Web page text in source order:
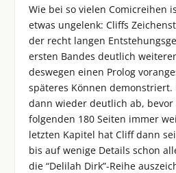
Wie bei so vielen Comicreihen
etwas ungelenk: Cliffs
der recht langen
ersten Bandes deutlich
deswegen einen Prolog
späteres Können
dann wieder deutlich ab,
folgenden 180 Seiten immer
letzten Kapitel hat Cliff dann
bis auf wenige Details schon
die “Delilah Dirk”-Reihe